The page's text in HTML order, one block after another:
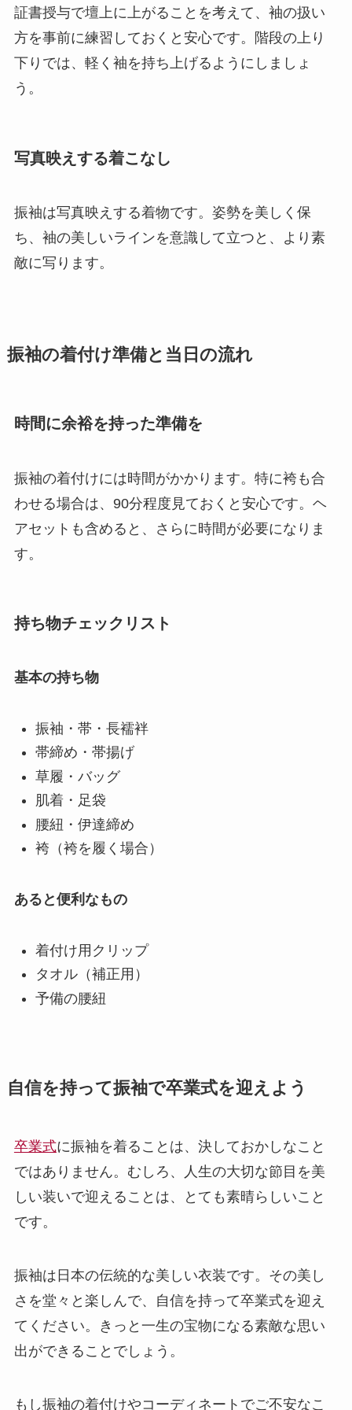
証書授与で壇上に上がることを考えて、袖の扱い
方を事前に練習しておくと安心です。階段の上り
下りでは、軽く袖を持ち上げるようにしましょ
う。
写真映えする着こなし
振袖は写真映えする着物です。姿勢を美しく保
ち、袖の美しいラインを意識して立つと、より素
敵に写ります。
振袖の着付け準備と当日の流れ
時間に余裕を持った準備を
振袖の着付けには時間がかかります。特に袴も合
わせる場合は、90分程度見ておくと安心です。ヘ
アセットも含めると、さらに時間が必要になりま
す。
持ち物チェックリスト
基本の持ち物
振袖・帯・長襦袢
帯締め・帯揚げ
草履・バッグ
肌着・足袋
腰紐・伊達締め
袴（袴を履く場合）
あると便利なもの
着付け用クリップ
タオル（補正用）
予備の腰紐
自信を持って振袖で卒業式を迎えよう
卒業式に振袖を着ることは、決しておかしなこと
ではありません。むしろ、人生の大切な節目を美
しい装いで迎えることは、とても素晴らしいこと
です。
振袖は日本の伝統的な美しい衣装です。その美し
さを堂々と楽しんで、自信を持って卒業式を迎え
てください。きっと一生の宝物になる素敵な思い
出ができることでしょう。
もし振袖の着付けやコーディネートでご不安なこ